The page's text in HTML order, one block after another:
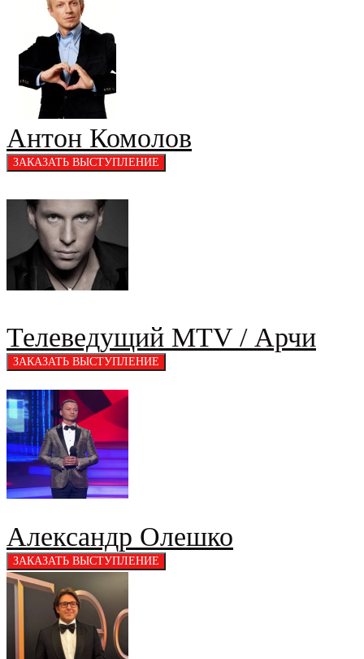
Антон Комолов
Телеведущий MTV / Арчи
Александр Олешко